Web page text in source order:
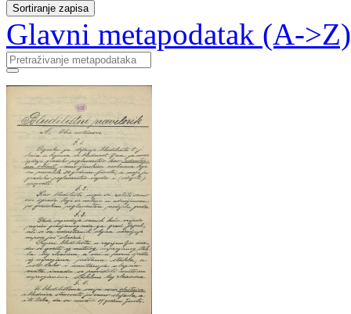
Sortiranje zapisa
Glavni metapodatak (A->Z)